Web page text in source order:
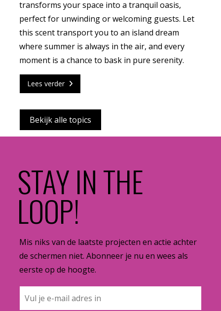
transforms your space into a tranquil oasis,
perfect for unwinding or welcoming guests. Let
this scent transport you to an island dream
where summer is always in the air, and every
moment is a chance to bask in pure serenity.
Lees verder
Bekijk alle topics
STAY IN THE
LOOP!
Mis niks van de laatste projecten en actie achter
de schermen niet. Abonneer je nu en wees als
eerste op de hoogte.
ENGLISH